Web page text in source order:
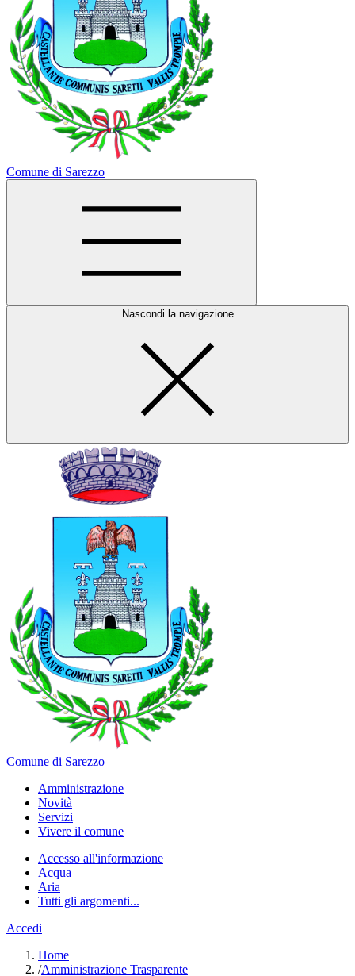
Comune di Sarezzo
Nascondi la navigazione
Comune di Sarezzo
Amministrazione
Novità
Servizi
Vivere il comune
Accesso all'informazione
Acqua
Aria
Tutti gli argomenti...
Accedi
Home
/Amministrazione Trasparente